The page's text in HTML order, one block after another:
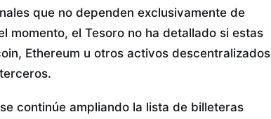
que no dependen exclusivamente de
momento, el Tesoro no ha detallado si estas
Ethereum u otros activos descentralizados
continúe ampliando la lista de billeteras